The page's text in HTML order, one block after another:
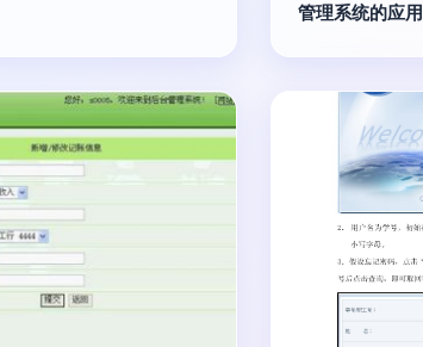
管理系统的应用